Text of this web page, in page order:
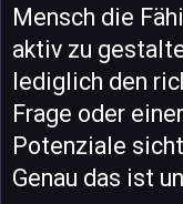
Mensch die
aktiv zu
lediglich den
Frage oder
Potenziale
Genau das ist